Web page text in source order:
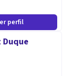
perfil
Duque